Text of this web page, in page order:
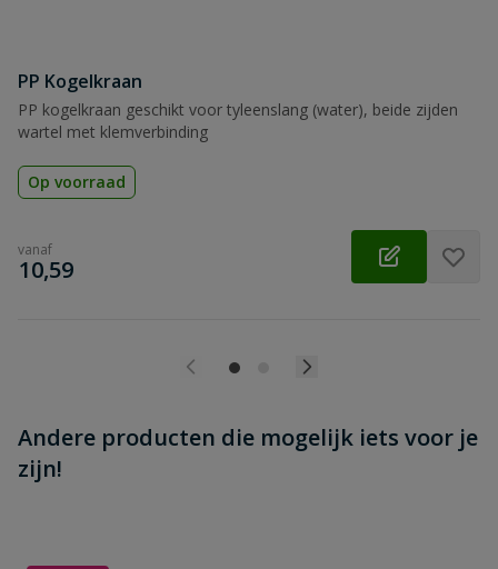
Beoordeling versturen
PP Kogelkraan
PP kogelkraan geschikt voor tyleenslang (water), beide zijden
wartel met klemverbinding
Op voorraad
vanaf
€
10,59
Andere producten die mogelijk iets voor je
zijn!